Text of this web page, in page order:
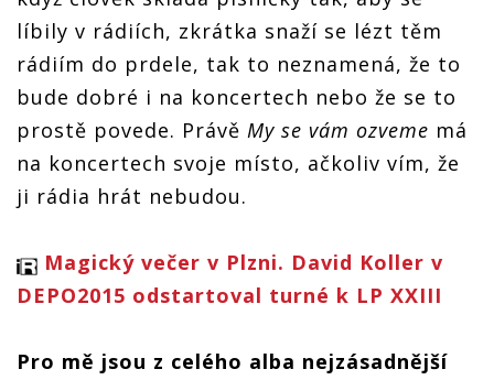
líbily v rádiích, zkrátka snaží se lézt těm
rádiím do prdele, tak to neznamená, že to
bude dobré i na koncertech nebo že se to
prostě povede. Právě My se vám ozveme má
na koncertech svoje místo, ačkoliv vím, že
ji rádia hrát nebudou.
Magický večer v Plzni. David Koller v
DEPO2015 odstartoval turné k LP XXIII
Pro mě jsou z celého alba nejzásadnější